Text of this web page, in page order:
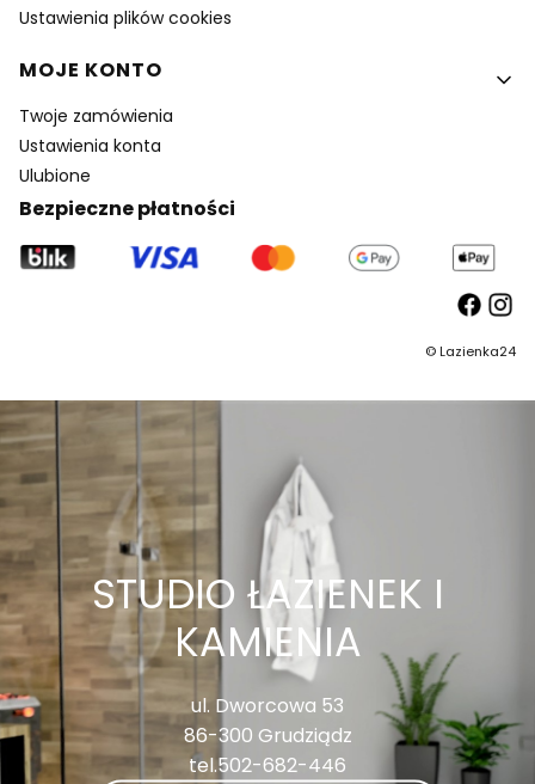
Ustawienia plików cookies
MOJE KONTO
Twoje zamówienia
Ustawienia konta
Ulubione
Bezpieczne płatności
©Lazienka24
STUDIO ŁAZIENEK I
KAMIENIA
ul. Dworcowa 53
86-300 Grudziądz
tel.502-682-446